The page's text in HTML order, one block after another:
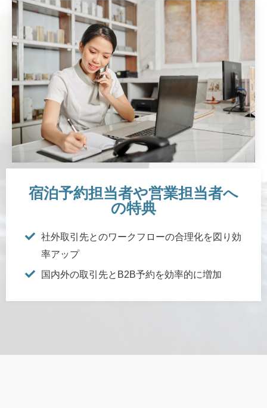
宿泊予約担当者や営業担当者へ
の特典
社外取引先とのワークフローの合理化を図り効
率アップ
国内外の取引先とB2B予約を効率的に増加